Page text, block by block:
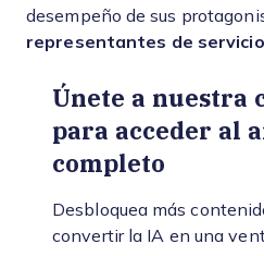
desempeño de sus
representantes de
Únete a nuestra
para acceder al
completo
Desbloquea más
convertir la IA en una